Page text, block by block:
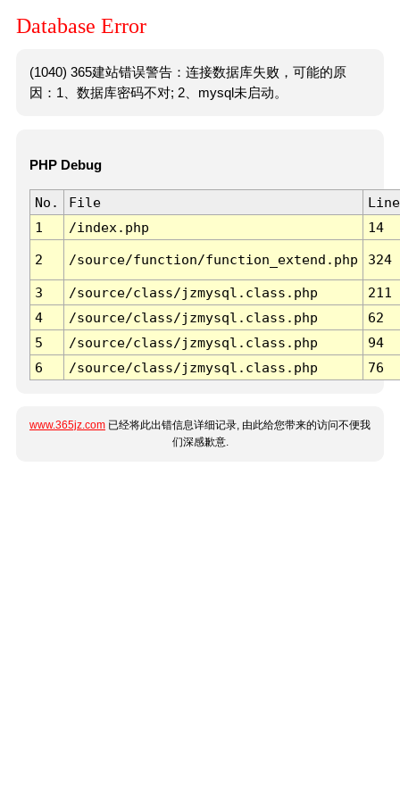
Database Error
(1040) 365建站错误警告：连接数据库失败，可能的原
因：1、数据库密码不对; 2、mysql未启动。
PHP Debug
No. File
Line
1
/index.php 14
2 /source/function/function_extend.php 324
3 /source/class/jzmysql.class.php
211
4
/source/class/jzmysql.class.php
62
5
/source/class/jzmysql.class.php
94
6
/source/class/jzmysql.class.php 76
www.365jz.com 已经将此出错信息详细记录, 由此给您带来的访问不便我
们深感歉意.